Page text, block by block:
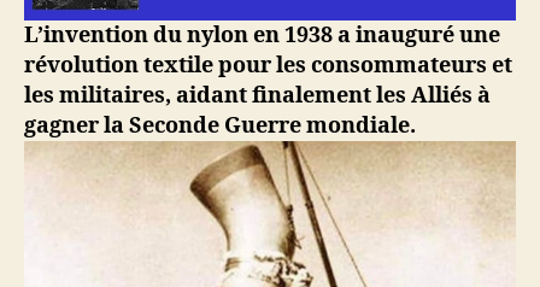
L’invention du nylon en 1938 a inauguré une
révolution textile pour les consommateurs et
les militaires, aidant finalement les Alliés à
gagner la Seconde Guerre mondiale.